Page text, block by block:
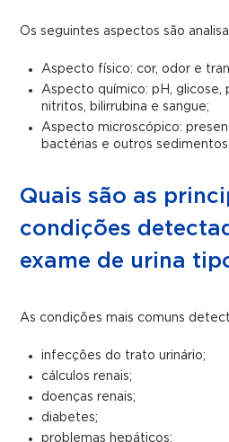
Os seguintes aspectos são
Aspecto físico: cor, odor e
Aspecto químico: pH, glicose,
nitritos, bilirrubina e sangue;
Aspecto microscópico:
bactérias e outros sedimentos.
Quais são as
condições
exame de urina
As condições mais comuns
infecções do trato urinário;
cálculos renais;
doenças renais;
diabetes;
problemas hepáticos;